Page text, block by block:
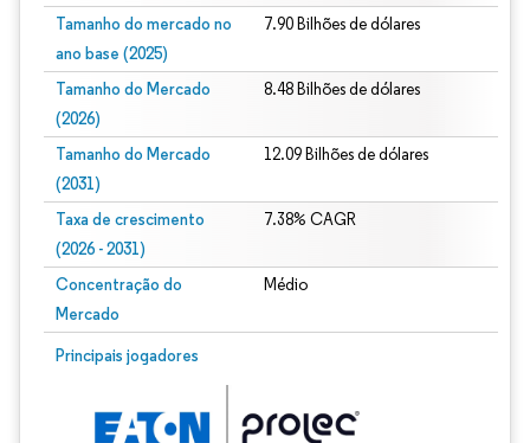
Tamanho do mercado no
ano base (2025)
7.90 Bilhões de dólares
Tamanho do Mercado
(2026)
8.48 Bilhões de dólares
Tamanho do Mercado
(2031)
12.09 Bilhões de dólares
Taxa de crescimento
(2026 - 2031)
7.38% CAGR
Concentração do
Mercado
Médio
Principais jogadores
Imagem © Mordor Intelligence. O reuso requer atribuição conforme CC BY 4.0.